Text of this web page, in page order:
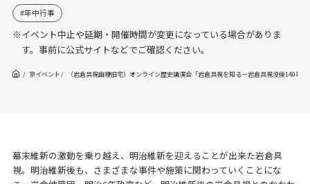
年中行事
※イベント中止や延期・開催時間が変更になっている場合がありま
す。事前に公式サイトなどでご確認ください。
京イベント （岩倉具視幽棲旧宅）オンライン歴史講演会「岩倉具視を知るー岩倉具視没後140年
幕末維新の激動を乗り越え、明治維新を迎えることが出来た岩倉具
視。明治維新後も、さまざまな事件や施策に関わっていくことにな